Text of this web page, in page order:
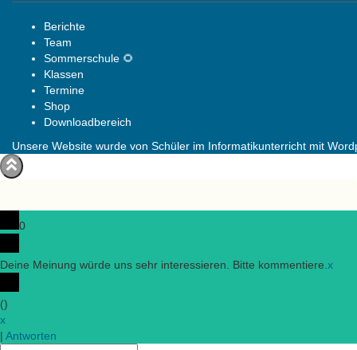
Berichte
Team
Sommerschule 🌻
Klassen
Termine
Shop
Downloadbereich
Unsere Website wurde von Schüler im Informatikunterricht mit
0
Deine Meinung würde uns sehr interessieren. Bitte kommentiere. x
()
x
| Antworten